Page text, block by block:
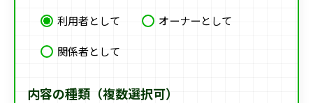
利用者として
オーナーとして
関係者として
内容の種類（複数選択可）